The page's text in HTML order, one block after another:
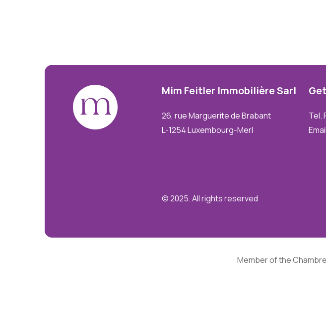
Mim Feitler ImmobilièreSarl
26, rue Marguerite de Brabant
L-1254 Luxembourg-Merl
Get
Tel.
© 2025. All rights reserved
Member of the